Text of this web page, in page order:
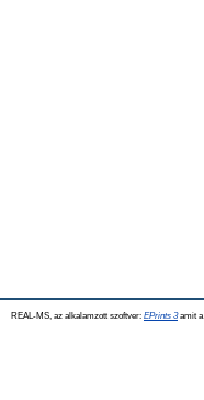
REAL-MS, az alkalamzott szoftver: EPrints 3amit a